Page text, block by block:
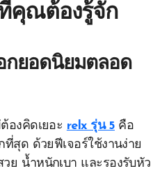
คุณต้องรู้จัก
กยอดนิยมตลอด
องคิดเยอะ relx รุ่น 5คือ
สุด ด้วยฟีเจอร์ใช้งานง่าย
ย น้ำหนักเบา และรองรับหัว